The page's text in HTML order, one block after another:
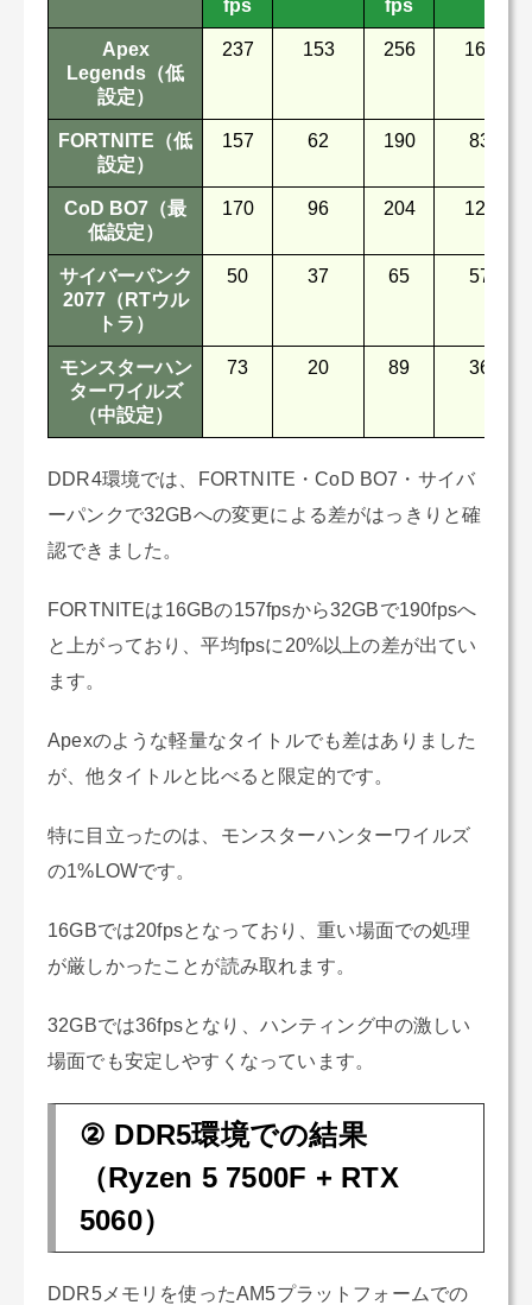
fps fps
Apex
Legends（低
設定）
237 153 256 160
FORTNITE（低
設定）
157 62 190 83
CoD BO7（最
低設定）
170 96 204 128
サイバーパンク
2077（RTウル
トラ）
50 37 65 57
モンスターハン
ターワイルズ
（中設定）
73 20 89 36
DDR4環境では、FORTNITE・CoD BO7・サイバ
ーパンクで32GBへの変更による差がはっきりと確
認できました。
FORTNITEは16GBの157fpsから32GBで190fpsへ
と上がっており、平均fpsに20%以上の差が出てい
ます。
Apexのような軽量なタイトルでも差はありました
が、他タイトルと比べると限定的です。
特に目立ったのは、モンスターハンターワイルズ
の1%LOWです。
16GBでは20fpsとなっており、重い場面での処理
が厳しかったことが読み取れます。
32GBでは36fpsとなり、ハンティング中の激しい
場面でも安定しやすくなっています。
② DDR5環境での結果
（Ryzen 5 7500F + RTX
5060）
DDR5メモリを使ったAM5プラットフォームでの